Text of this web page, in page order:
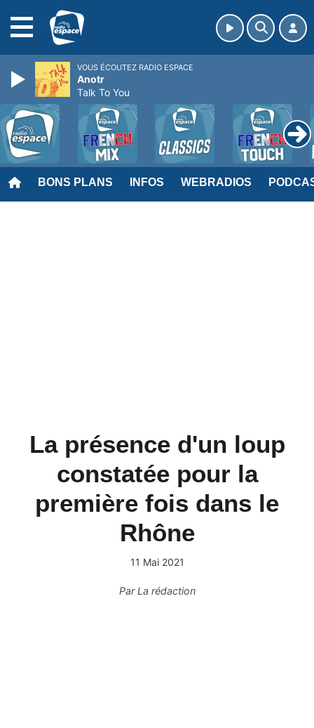
BONS PLANS INFOS WEBRADIOS
La présence d'un loup
constatée pour la
première fois dans le
Rhône
11 Mai 2021
ParLa rédaction
VOUS ÉCOUTEZ RADIO ESPACE
Anotr
Talk To You